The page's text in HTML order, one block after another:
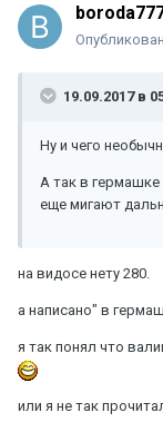
19.09.2017 в
Ну и чего
А так в гермашке
еще мигают
на видосе нету 280.
а написано" в
я так понял что
или я не так